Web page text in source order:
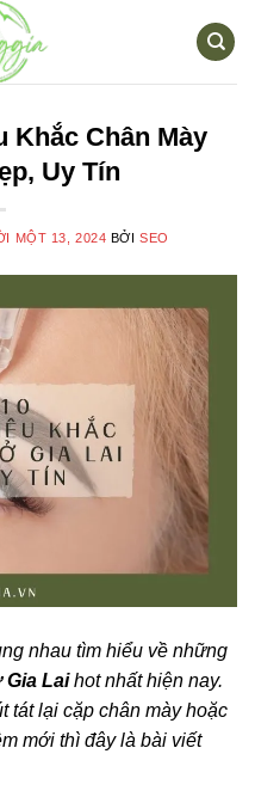
Khắc Chân Mày
Uy Tín
MỘT 13, 2024 BỞISEO
nhau tìm hiểu về những
Gia Laihot nhất hiện nay.
tát lại cặp chân mày hoặc
mới thì đây là bài viết